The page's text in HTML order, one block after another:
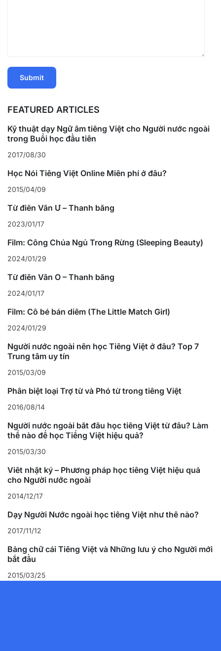
FEATURED ARTICLES
Kỹ thuật dạy Ngữ âm tiếng Việt cho Người nước ngoài
trong Buổi học đầu tiên
2017/08/30
Học Nói Tiếng Việt Online Miễn phí ở đâu?
2015/04/09
Từ điển Vần Ư – Thanh bằng
2023/01/17
Film: Công Chúa Ngủ Trong Rừng (Sleeping Beauty)
2024/01/29
Từ điển Vần Ô – Thanh bằng
2024/01/17
Film: Cô bé bán diêm (The Little Match Girl)
2024/01/29
Người nước ngoài nên học Tiếng Việt ở đâu? Top 7
Trung tâm uy tín
2015/03/09
Phân biệt loại Trợ từ và Phó từ trong tiếng Việt
2016/08/14
Người nước ngoài bắt đầu học tiếng Việt từ đâu? Làm
thế nào để học Tiếng Việt hiệu quả?
2015/03/30
Viết nhật ký – Phương pháp học tiếng Việt hiệu quả
cho Người nước ngoài
2014/12/17
Dạy Người Nước ngoài học tiếng Việt như thế nào?
2017/11/12
Bảng chữ cái Tiếng Việt và Những lưu ý cho Người mới
bắt đầu
2015/03/25